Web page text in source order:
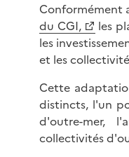
Conformément
du CGI,
les
les
et les
Cette
distincts, l'un
d'outre-mer,
collectivités